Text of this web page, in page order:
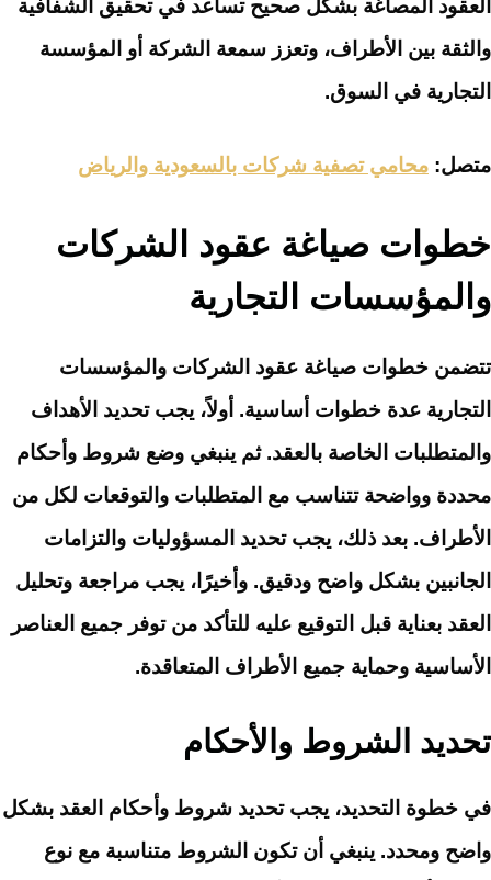
العقود المصاغة بشكل صحيح تساعد في تحقيق الشفافية
والثقة بين الأطراف، وتعزز سمعة الشركة أو المؤسسة
التجارية في السوق.
متصل: محامي تصفية شركات بالسعودية والرياض
خطوات صياغة عقود الشركات
والمؤسسات التجارية
تتضمن خطوات صياغة عقود الشركات والمؤسسات
التجارية عدة خطوات أساسية. أولاً، يجب تحديد الأهداف
والمتطلبات الخاصة بالعقد. ثم ينبغي وضع شروط وأحكام
محددة وواضحة تتناسب مع المتطلبات والتوقعات لكل من
الأطراف. بعد ذلك، يجب تحديد المسؤوليات والتزامات
الجانبين بشكل واضح ودقيق. وأخيرًا، يجب مراجعة وتحليل
العقد بعناية قبل التوقيع عليه للتأكد من توفر جميع العناصر
الأساسية وحماية جميع الأطراف المتعاقدة.
تحديد الشروط والأحكام
في خطوة التحديد، يجب تحديد شروط وأحكام العقد بشكل
واضح ومحدد. ينبغي أن تكون الشروط متناسبة مع نوع